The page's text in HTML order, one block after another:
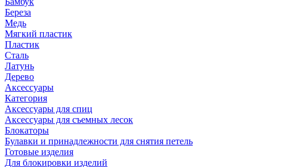
Береза
Медь
Мягкий пластик
Пластик
Сталь
Латунь
Дерево
Аксессуары
Категория
Аксессуары для спиц
Аксессуары для съемных лесок
Блокаторы
Булавки и принадлежности для снятия петель
Готовые изделия
Для блокировки изделий